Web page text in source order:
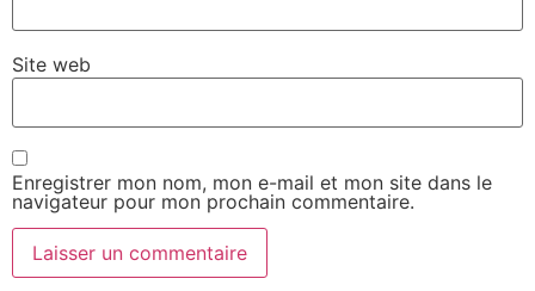
Site web
Enregistrer mon nom, mon e-mail et mon site dans le
navigateur pour mon prochain commentaire.